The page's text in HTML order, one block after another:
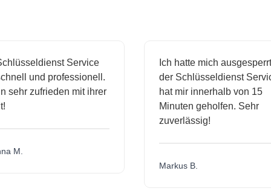
Service
und professionell.
zufrieden mit ihrer
M.
Ich hatte mich ausgesperrt
der Schlüsseldienst Service
hat mir innerhalb von 15
Minuten geholfen. Sehr
zuverlässig!
Markus B.